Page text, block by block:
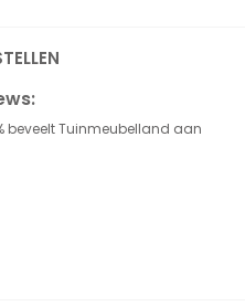
beveelt Tuinmeubelland aan